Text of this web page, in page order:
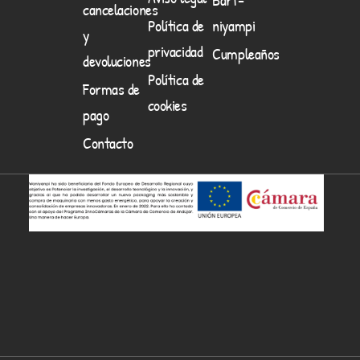
cancelaciones
y
devoluciones
Formas de
pago
Contacto
Política de
privacidad
Política de
cookies
niyampi
Cumpleaños